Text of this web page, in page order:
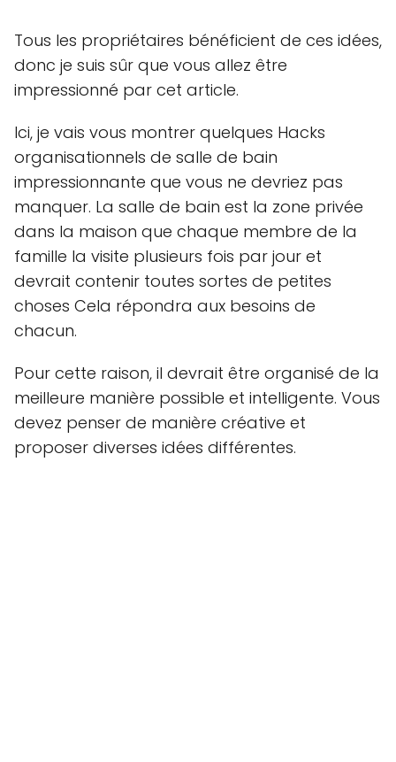
Tous les propriétaires bénéficient de ces idées,
donc je suis sûr que vous allez être
impressionné par cet article.
Ici, je vais vous montrer quelques Hacks
organisationnels de salle de bain
impressionnante que vous ne devriez pas
manquer. La salle de bain est la zone privée
dans la maison que chaque membre de la
famille la visite plusieurs fois par jour et
devrait contenir toutes sortes de petites
choses Cela répondra aux besoins de
chacun.
Pour cette raison, il devrait être organisé de la
meilleure manière possible et intelligente. Vous
devez penser de manière créative et
proposer diverses idées différentes.